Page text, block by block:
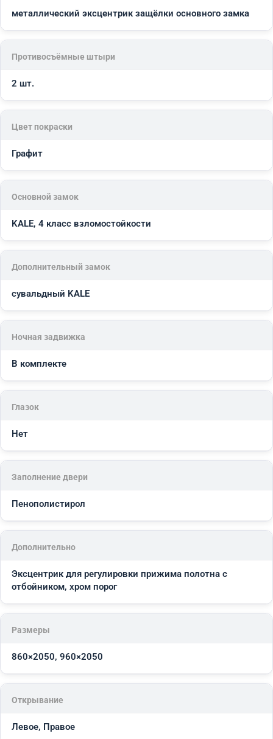
металлический эксцентрик защёлки основного замка
Противосъёмные штыри
2 шт.
Цвет покраски
Графит
Основной замок
KALE, 4 класс взломостойкости
Дополнительный замок
сувальдный KALE
Ночная задвижка
В комплекте
Глазок
Нет
Заполнение двери
Пенополистирол
Дополнительно
Эксцентрик для регулировки прижима полотна с
отбойником, хром порог
Размеры
860×2050, 960×2050
Открывание
Левое, Правое